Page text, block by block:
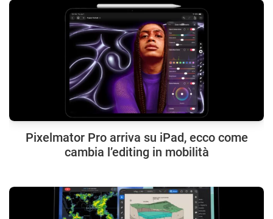
Pixelmator Pro arriva su iPad, ecco come
cambia l’editing in mobilità